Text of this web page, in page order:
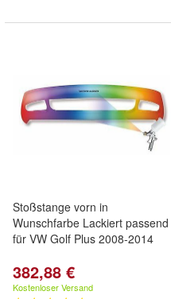
Stoßstange vorn in
Wunschfarbe Lackiert passend
für VW Golf Plus 2008-2014
382,88 €
Kostenloser Versand